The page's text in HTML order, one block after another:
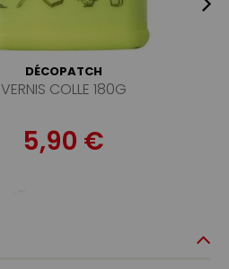
DÉCOPATCH
VERNIS COLLE 180G
5,90 €